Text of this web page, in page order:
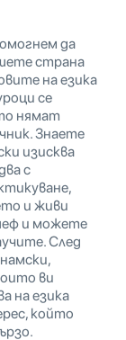
да
страна
на езика
се
нямат
Знаете
изисква
с
и живи
и можете
След
ви
на езика
който